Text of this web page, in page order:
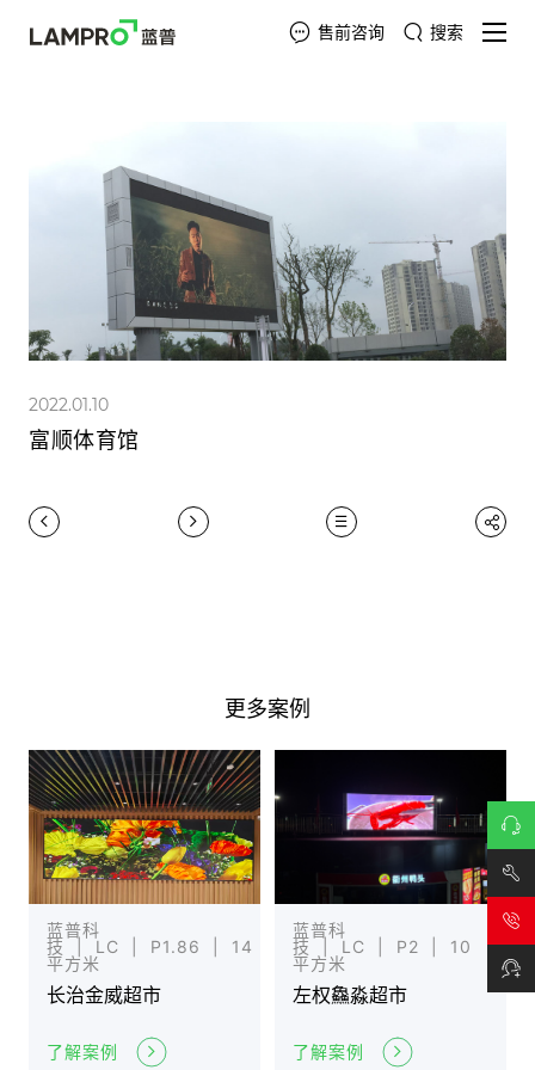
售前咨询 搜索
2022.01.10
富顺体育馆
更多案例
蓝普科
技 | LC | P1.86 | 14
平方米
长治金威超市
了解案例
蓝普科
技 | LC | P2 | 10
平方米
左权鱻淼超市
了解案例
在线
咨询
技术
支持